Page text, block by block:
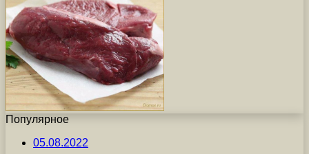
Популярное
05.08.2022